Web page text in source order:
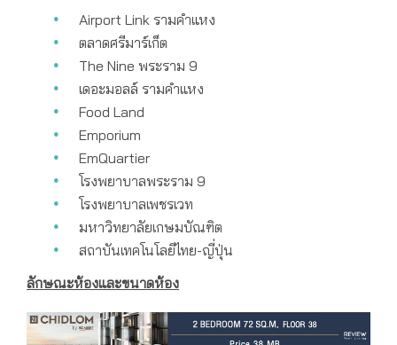
Airport Link รามคำแหง
ตลาดศรีมาร์เก็ต
The Nine พระราม 9
เดอะมอลล์ รามคำแหง
Food Land
Emporium
EmQuartier
โรงพยาบาลพระราม 9
โรงพยาบาลเพชรเวท
มหาวิทยาลัยเกษมบัณฑิต
สถาบันเทคโนโลยีไทย-ญี่ปุ่น
ลักษณะห้องและขนาดห้อง